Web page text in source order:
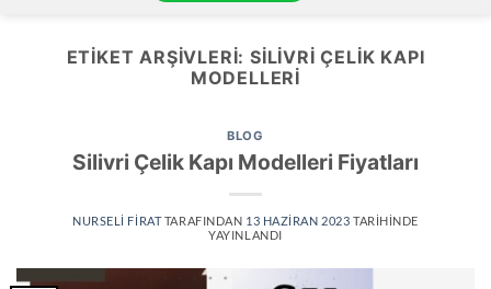
ETIKET ARŞIVLERI: SILIVRI ÇELIK KAPI
MODELLERI
BLOG
Silivri Çelik Kapı Modelleri Fiyatları
NURSELI FIRATTARAFINDAN 13 HAZIRAN 2023 TARIHINDE
YAYINLANDI